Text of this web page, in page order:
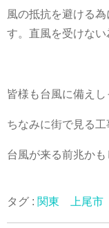
風の抵抗を避ける
す。直風を受けない
皆様も台風に備えし
ちなみに街で見る工
台風が来る前兆かも
タグ : 関東 上尾